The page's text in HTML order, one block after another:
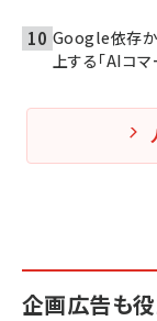
Google依存か
上する「AIコ
企画広告も役